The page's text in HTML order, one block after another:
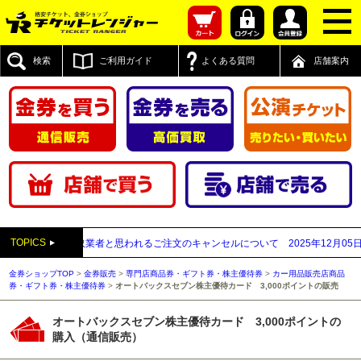
検索 ご利用ガイド よくある質問 店舗案内
TOPICS
先払い買取業者と思われるご注文のキャンセルについて 2025年12月05日 【
金券ショップTOP >金券販売 >専門店商品券・ギフト券・株主優待券 > カー用品販売店商品
券・ギフト券・株主優待券 > オートバックスセブン株主優待カード 3,000ポイントの販売
オートバックスセブン株主優待カード 3,000ポイントの
購入（通信販売）